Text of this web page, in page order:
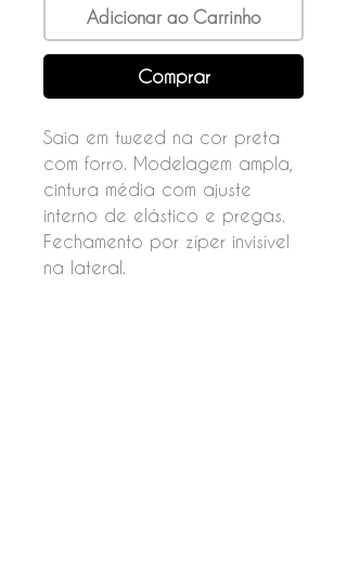
Adicionar ao Carrinho
Comprar
Saia em tweed na cor preta
com forro. Modelagem ampla,
cintura média com ajuste
interno de elástico e pregas.
Fechamento por zíper invisível
na lateral.